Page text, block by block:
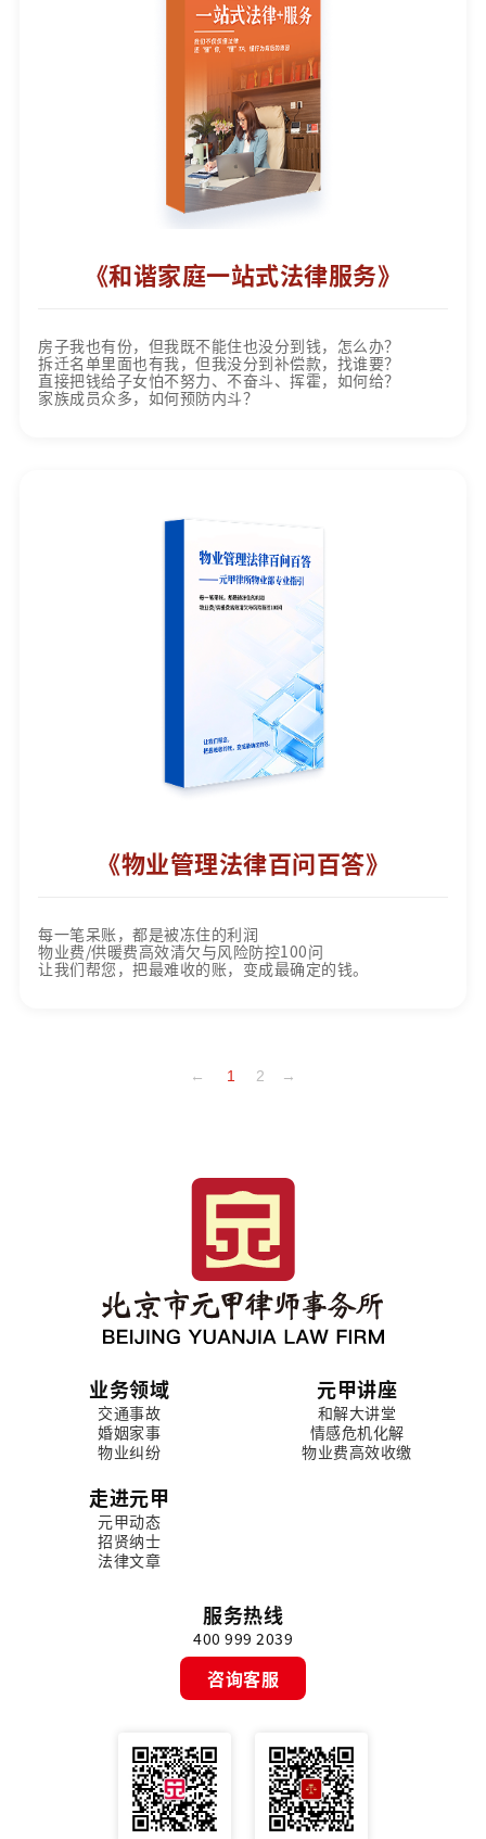
《和谐家庭一站式法律服务》
房子我也有份，但我既不能住也没分到钱，怎么办？
拆迁名单里面也有我，但我没分到补偿款，找谁要？
直接把钱给子女怕不努力、不奋斗、挥霍，如何给？
家族成员众多，如何预防内斗？
《物业管理法律百问百答》
每一笔呆账，都是被冻住的利润
物业费/供暖费高效清欠与风险防控100问
让我们帮您，把最难收的账，变成最确定的钱。
← 1 2 →
业务领域
交通事故
婚姻家事
物业纠纷
元甲讲座
和解大讲堂
情感危机化解
物业费高效收缴
走进元甲
元甲动态
招贤纳士
法律文章
服务热线
400 999 2039
咨询客服